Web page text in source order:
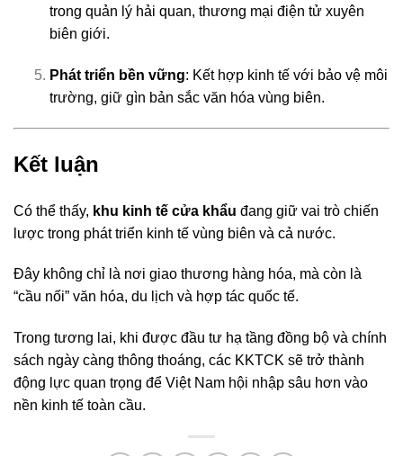
trong quản lý hải quan, thương mại điện tử xuyên
biên giới.
Phát triển bền vững: Kết hợp kinh tế với bảo vệ môi
trường, giữ gìn bản sắc văn hóa vùng biên.
Kết luận
Có thể thấy, khu kinh tế cửa khẩu đang giữ vai trò chiến
lược trong phát triển kinh tế vùng biên và cả nước.
Đây không chỉ là nơi giao thương hàng hóa, mà còn là
“cầu nối” văn hóa, du lịch và hợp tác quốc tế.
Trong tương lai, khi được đầu tư hạ tầng đồng bộ và chính
sách ngày càng thông thoáng, các KKTCK sẽ trở thành
động lực quan trọng để Việt Nam hội nhập sâu hơn vào
nền kinh tế toàn cầu.